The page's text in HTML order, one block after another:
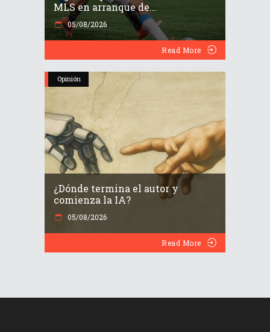
MLS en arranque de...
05/08/2026
Read More
Opinión
¿Dónde termina el autor y
comienza la IA?
05/08/2026
Read More